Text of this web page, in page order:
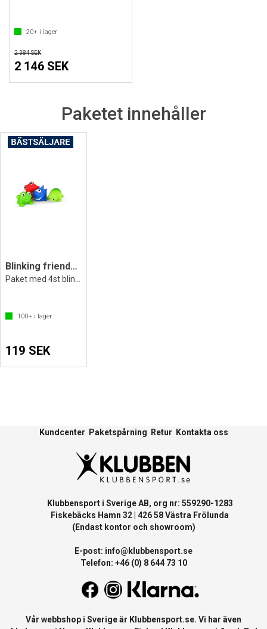
20+ i lager
2 384 SEK
2 146 SEK
Paketet innehåller
Blinking friends - Badleksak som blinkar
100+ i lager
119 SEK
Kundcenter Paketspårning Retur Kontakta oss
Klubbensport i Sverige AB, org nr: 559290-1283
Fiskebäcks Hamn 32 | 426 58 Västra Frölunda
(Endast kontor och showroom)
E-post: info@klubbensport.se
Telefon: +46 (0) 8 644 73 10
Vår webbshop i Sverige är Klubbensport.se. Vi har även